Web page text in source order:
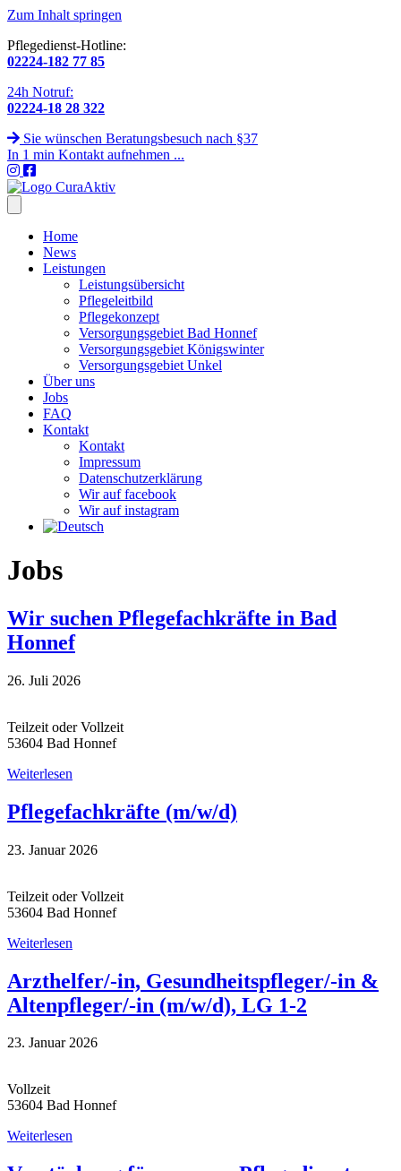
Zum Inhalt springen
Pflegedienst-Hotline:
02224-182 77 85
24h Notruf:
02224-18 28 322
Sie wünschen Beratungsbesuch nach §37
In 1 min Kontakt aufnehmen ...
Home
News
Leistungen
Leistungsübersicht
Pflegeleitbild
Pflegekonzept
Versorgungsgebiet Bad Honnef
Versorgungsgebiet Königswinter
Versorgungsgebiet Unkel
Über uns
Jobs
FAQ
Kontakt
Kontakt
Impressum
Datenschutzerklärung
Wir auf facebook
Wir auf instagram
Jobs
Wir suchen Pflegefachkräfte in Bad
Honnef
26. Juli 2026
Teilzeit oder Vollzeit
53604 Bad Honnef
Weiterlesen
Pflegefachkräfte (m/w/d)
23. Januar 2026
Teilzeit oder Vollzeit
53604 Bad Honnef
Weiterlesen
Arzthelfer/-in, Gesundheitspfleger/-in &
Altenpfleger/-in (m/w/d), LG 1-2
23. Januar 2026
Vollzeit
53604 Bad Honnef
Weiterlesen